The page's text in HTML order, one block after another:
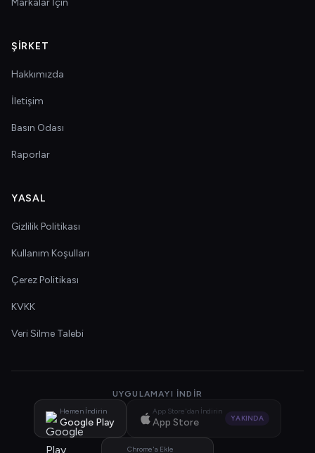
Markalar İçin
ŞIRKET
Hakkımızda
İletişim
Basın Odası
Raporlar
YASAL
Gizlilik Politikası
Kullanım Koşulları
Çerez Politikası
KVKK
Veri Silme Talebi
UYGULAMAYI İNDIR
Hemen İndirin
Google Play
App Store'dan İndirin
App Store YAKINDA
Chrome'a Ekle